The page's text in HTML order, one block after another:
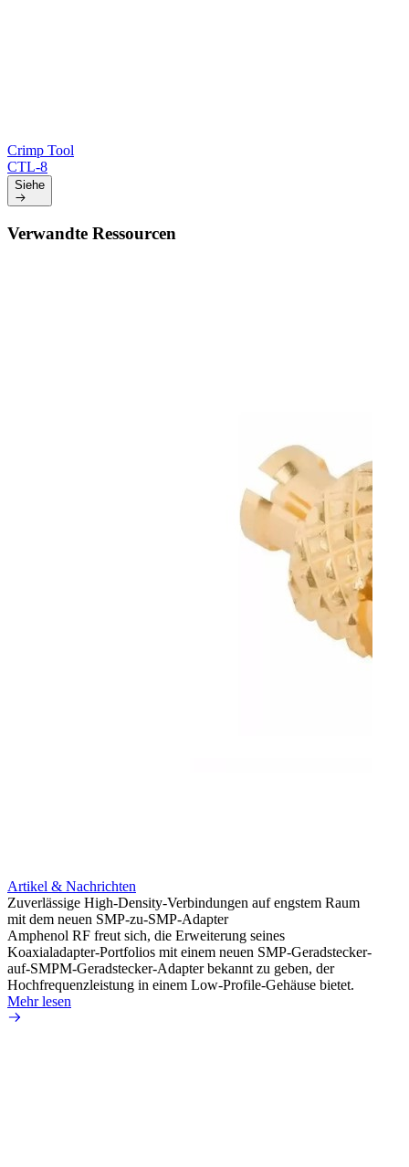
Crimp Tool
CTL-8
Siehe
Verwandte Ressourcen
Artikel & Nachrichten
Zuverlässige High-Density-Verbindungen auf engstem Raum
mit dem neuen SMP-zu-SMP-Adapter
Amphenol RF freut sich, die Erweiterung seines
Koaxialadapter-Portfolios mit einem neuen SMP-Geradstecker-
auf-SMPM-Geradstecker-Adapter bekannt zu geben, der
Hochfrequenzleistung in einem Low-Profile-Gehäuse bietet.
Mehr lesen